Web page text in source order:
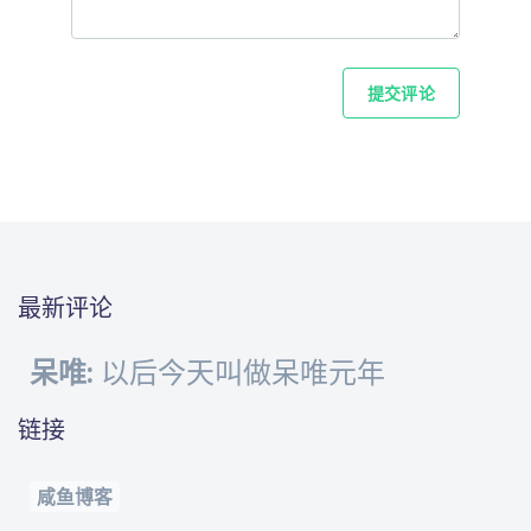
提交评论
最新评论
呆唯: 以后今天叫做呆唯元年
链接
咸鱼博客